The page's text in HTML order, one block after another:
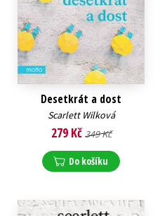
Desetkrát a dost
Scarlett Wilková
279 Kč 349 Kč
Do košíku